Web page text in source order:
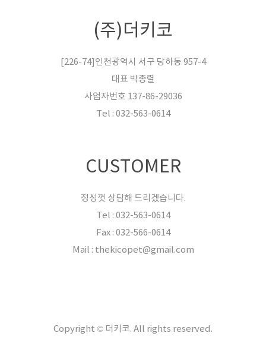
(주)더키코
[226-74]인천광역시 서구 당하동 957-4
대표 박종렬
사업자번호 137-86-29036
Tel : 032-563-0614
CUSTOMER
정성껏 상담해 드리겠습니다.
Tel : 032-563-0614
Fax : 032-566-0614
Mail : thekicopet@gmail.com
Copyright © 더키코. All rights reserved.